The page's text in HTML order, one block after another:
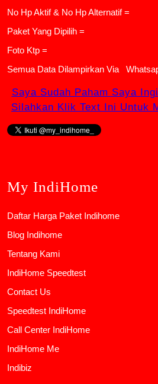
No Hp Aktif & No Hp Alternatif =
Paket Yang Dipilih =
Foto Ktp =
Semua Data Dilampirkan Via
Saya Sudah Paham Saya
Silahkan Klik Text Ini Untuk
My IndiHome
Daftar Harga Paket Indihome
Blog Indihome
Tentang Kami
IndiHome Speedtest
Contact Us
Speedtest IndiHome
Call Center IndiHome
IndiHome Me
Indibiz